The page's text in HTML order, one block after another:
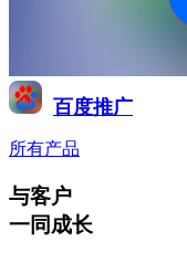
百度推广
所有产品
与客户
一同成长